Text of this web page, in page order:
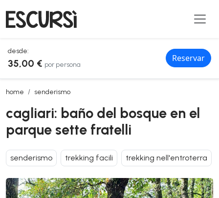
desde:
35,00 € por persona
Reservar
home senderismo
cagliari: baño del bosque en el parque sette fratelli
cagliari: baño del bosque en el
parque sette fratelli
senderismo trekking facili trekking nell'entroterra